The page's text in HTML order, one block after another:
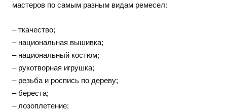
мастеров по самым разным видам ремесел:
– ткачество;
– национальная вышивка;
– национальный костюм;
– рукотворная игрушка;
– резьба и роспись по дереву;
– береста;
– лозоплетение;